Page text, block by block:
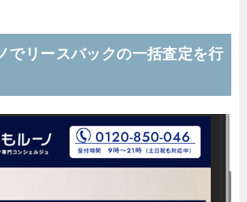
でリースバックの一括査定を行